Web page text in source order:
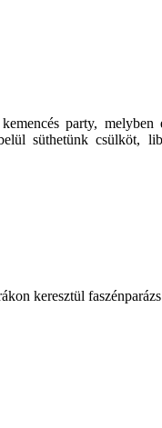
party,
süthetünk csülköt,
keresztül